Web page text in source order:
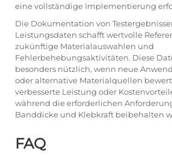
eine vollständige Implementierung
Die Dokumentation von
Leistungsdaten schafft wertvolle
zukünftige Materialauswahlen und
Fehlerbehebungsaktivitäten. Diese
besonders nützlich, wenn neue
oder alternative Materialquellen
verbesserte Leistung oder
während die erforderlichen
Banddicke und Klebkraft beibehalten
FAQ